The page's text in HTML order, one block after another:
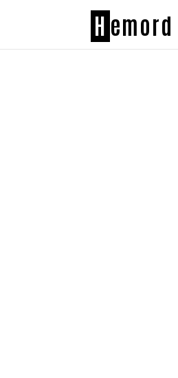
H emord